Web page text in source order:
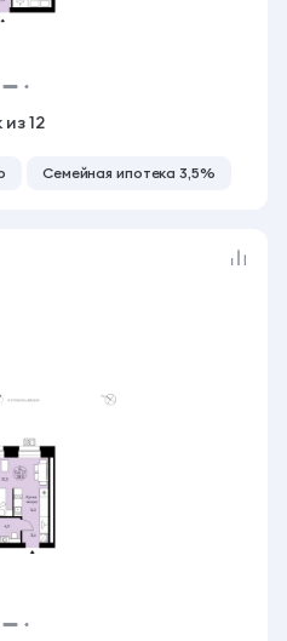
из 12
Семейная ипотека 3,5%